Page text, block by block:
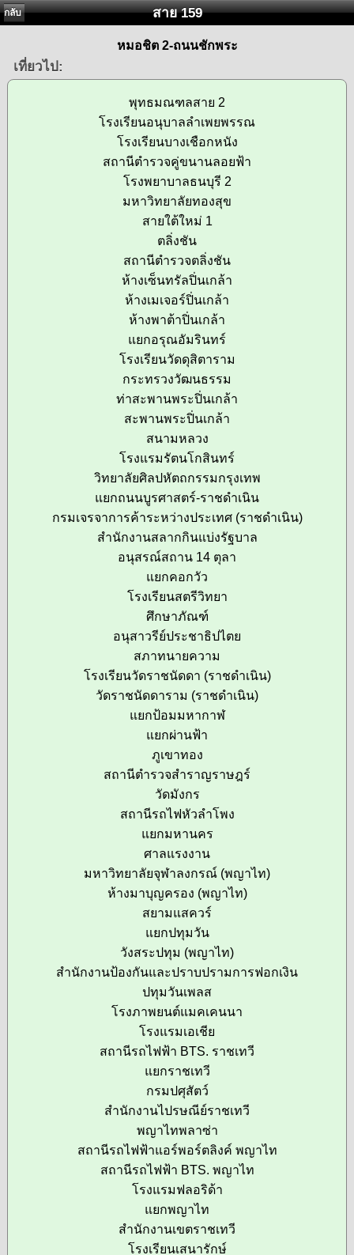
กลับ สาย 159
หมอชิต 2-ถนนชักพระ
เที่ยวไป:
พุทธมณฑลสาย 2
โรงเรียนอนุบาลลำเพยพรรณ
โรงเรียนบางเชือกหนัง
สถานีตำรวจคู่ขนานลอยฟ้า
โรงพยาบาลธนบุรี 2
มหาวิทยาลัยทองสุข
สายใต้ใหม่ 1
ตลิ่งชัน
สถานีตำรวจตลิ่งชัน
ห้างเซ็นทรัลปิ่นเกล้า
ห้างเมเจอร์ปิ่นเกล้า
ห้างพาต้าปิ่นเกล้า
แยกอรุณอัมรินทร์
โรงเรียนวัดดุสิตาราม
กระทรวงวัฒนธรรม
ท่าสะพานพระปิ่นเกล้า
สะพานพระปิ่นเกล้า
สนามหลวง
โรงแรมรัตนโกสินทร์
วิทยาลัยศิลปหัตถกรรมกรุงเทพ
แยกถนนบูรศาสตร์-ราชดำเนิน
กรมเจรจาการค้าระหว่างประเทศ (ราชดำเนิน)
สำนักงานสลากกินแบ่งรัฐบาล
อนุสรณ์สถาน 14 ตุลา
แยกคอกวัว
โรงเรียนสตรีวิทยา
ศึกษาภัณฑ์
อนุสาวรีย์ประชาธิปไตย
สภาทนายความ
โรงเรียนวัดราชนัดดา (ราชดำเนิน)
วัดราชนัดดาราม (ราชดำเนิน)
แยกป้อมมหากาฬ
แยกผ่านฟ้า
ภูเขาทอง
สถานีตำรวจสำราญราษฎร์
วัดมังกร
สถานีรถไฟหัวลำโพง
แยกมหานคร
ศาลแรงงาน
มหาวิทยาลัยจุฬาลงกรณ์ (พญาไท)
ห้างมาบุญครอง (พญาไท)
สยามแสควร์
แยกปทุมวัน
วังสระปทุม (พญาไท)
สำนักงานป้องกันและปราบปรามการฟอกเงิน
ปทุมวันเพลส
โรงภาพยนต์แมคเคนนา
โรงแรมเอเชีย
สถานีรถไฟฟ้า BTS. ราชเทวี
แยกราชเทวี
กรมปศุสัตว์
สำนักงานไปรษณีย์ราชเทวี
พญาไทพลาซ่า
สถานีรถไฟฟ้าแอร์พอร์ตลิงค์ พญาไท
สถานีรถไฟฟ้า BTS. พญาไท
โรงแรมฟลอริด้า
แยกพญาไท
สำนักงานเขตราชเทวี
โรงเรียนเสนารักษ์